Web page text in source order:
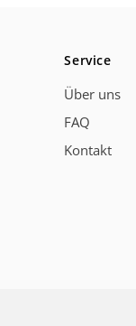
Service
Über uns
FAQ
Kontakt